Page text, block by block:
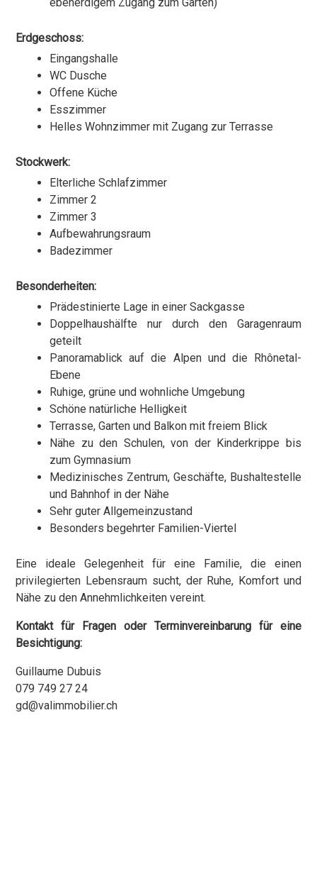
Erdgeschoss:
Eingangshalle
WC Dusche
Offene Küche
Esszimmer
Helles Wohnzimmer mit Zugang zur Terrasse
Stockwerk:
Elterliche Schlafzimmer
Zimmer 2
Zimmer 3
Aufbewahrungsraum
Badezimmer
Besonderheiten:
Prädestinierte Lage in einer Sackgasse
Doppelhaushälfte nur durch den Garagenraum
geteilt
Panoramablick auf die Alpen und die Rhônetal-
Ebene
Ruhige, grüne und wohnliche Umgebung
Schöne natürliche Helligkeit
Terrasse, Garten und Balkon mit freiem Blick
Nähe zu den Schulen, von der Kinderkrippe bis
zum Gymnasium
Medizinisches Zentrum, Geschäfte, Bushaltestelle
und Bahnhof in der Nähe
Sehr guter Allgemeinzustand
Besonders begehrter Familien-Viertel
Eine ideale Gelegenheit für eine Familie, die einen
privilegierten Lebensraum sucht, der Ruhe, Komfort und
Nähe zu den Annehmlichkeiten vereint.
Kontakt für Fragen oder Terminvereinbarung für eine
Besichtigung:
Guillaume Dubuis
079 749 27 24
gd@valimmobilier.ch